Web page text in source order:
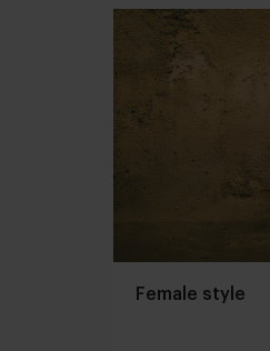
Female style